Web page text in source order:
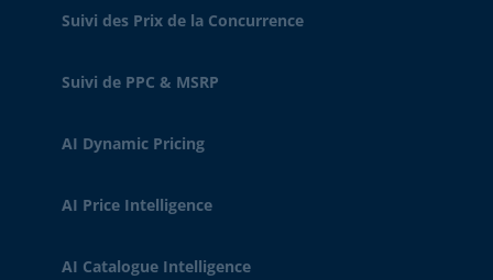
Suivi des Prix de la Concurrence
Suivi de PPC & MSRP
AI Dynamic Pricing
AI Price Intelligence
AI Catalogue Intelligence